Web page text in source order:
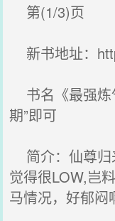
第(1/3)页
新书地址：
书名《最强炼
期”即可
简介：仙尊归
觉得很LOW,岂
马情况，好郁闷